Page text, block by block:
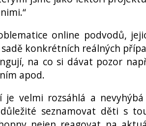
online podvodů,
konkrétních reálných
na co si dávat pozor
apod.
velmi rozsáhlá a nevyhýbá
seznamovat děti s